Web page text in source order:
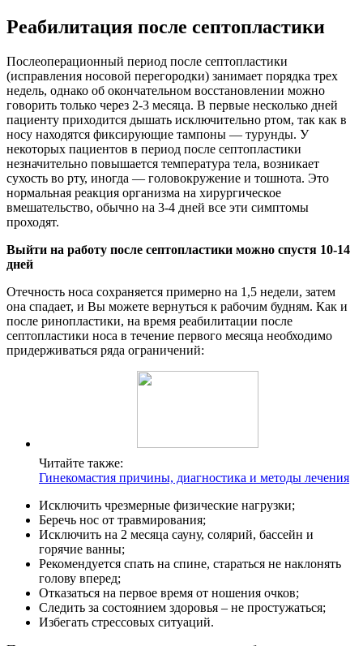
Реабилитация после септопластики
Послеоперационный период после септопластики
(исправления носовой перегородки) занимает порядка трех
недель, однако об окончательном восстановлении можно
говорить только через 2-3 месяца. В первые несколько дней
пациенту приходится дышать исключительно ртом, так как в
носу находятся фиксирующие тампоны — турунды. У
некоторых пациентов в период после септопластики
незначительно повышается температура тела, возникает
сухость во рту, иногда — головокружение и тошнота. Это
нормальная реакция организма на хирургическое
вмешательство, обычно на 3-4 дней все эти симптомы
проходят.
Выйти на работу после септопластики можно спустя 10-14
дней
Отечность носа сохраняется примерно на 1,5 недели, затем
она спадает, и Вы можете вернуться к рабочим будням. Как и
после ринопластики, на время реабилитации после
септопластики носа в течение первого месяца необходимо
придерживаться ряда ограничений:
Читайте также:
Гинекомастия причины, диагностика и методы лечения
Исключить чрезмерные физические нагрузки;
Беречь нос от травмирования;
Исключить на 2 месяца сауну, солярий, бассейн и
горячие ванны;
Рекомендуется спать на спине, стараться не наклонять
голову вперед;
Отказаться на первое время от ношения очков;
Следить за состоянием здоровья – не простужаться;
Избегать стрессовых ситуаций.